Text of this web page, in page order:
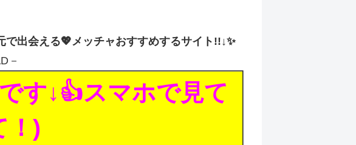
出会える💖メッチャおすすめするサイト!!↓✨
－
です↓👍スマホで見て
！)